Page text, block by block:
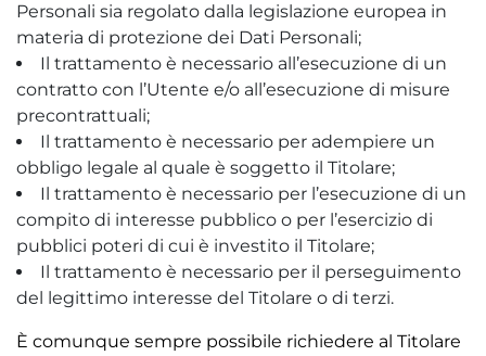
Personali sia regolato dalla legislazione europea in
materia di protezione dei Dati Personali;
Il trattamento è necessario all’esecuzione di un
contratto con l’Utente e/o all’esecuzione di misure
precontrattuali;
Il trattamento è necessario per adempiere un
obbligo legale al quale è soggetto il Titolare;
Il trattamento è necessario per l’esecuzione di un
compito di interesse pubblico o per l’esercizio di
pubblici poteri di cui è investito il Titolare;
Il trattamento è necessario per il perseguimento
del legittimo interesse del Titolare o di terzi.
È comunque sempre possibile richiedere al Titolare